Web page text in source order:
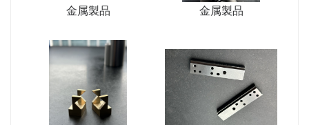
金属製品 金属製品